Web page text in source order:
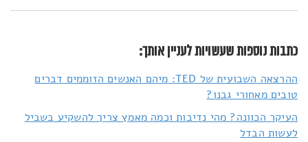
כתבות נוספות שעשויות לעניין אותך:
ההרצאה השבועית של TED: מיהם האנשים הזוממים דברים
טובים מאחורי גבנו?
העיקר הכוונה? מהי נדיבות וכמה מאמץ צריך להשקיע בשביל
לעשות הבדל